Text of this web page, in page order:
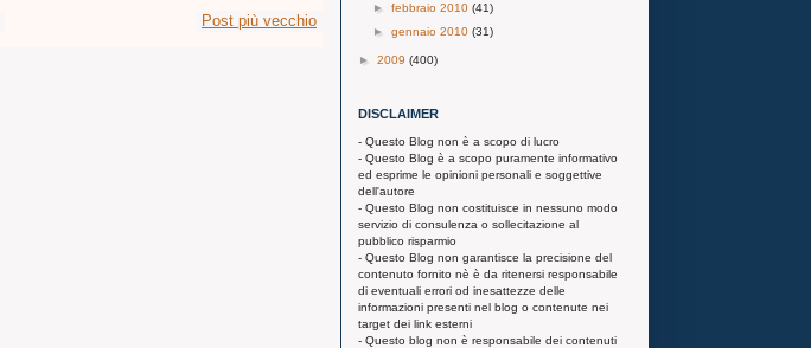
Post più vecchio
► febbraio 2010 (41)
► gennaio 2010 (31)
► 2009 (400)
DISCLAIMER
- Questo Blog non è a scopo di lucro
- Questo Blog è a scopo puramente informativo
ed esprime le opinioni personali e soggettive
dell'autore
- Questo Blog non costituisce in nessuno modo
servizio di consulenza o sollecitazione al
pubblico risparmio
- Questo Blog non garantisce la precisione del
contenuto fornito nè è da ritenersi responsabile
di eventuali errori od inesattezze delle
informazioni presenti nel blog o contenute nei
target dei link esterni
- Questo blog non è responsabile dei contenuti